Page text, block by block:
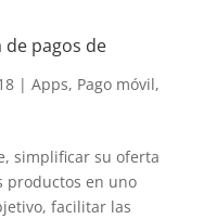
de pagos de
| Apps, Pago móvil,
simplificar su oferta
productos en uno
facilitar las